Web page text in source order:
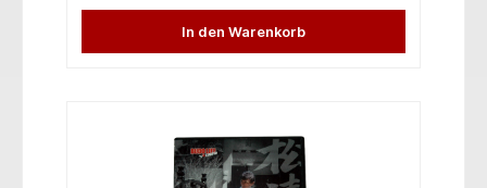
Senfuka, Naito, Omura und Kawazoe. Laufzeit: 35
der frühen JKA-Kumite-Meister
In den Warenkorb